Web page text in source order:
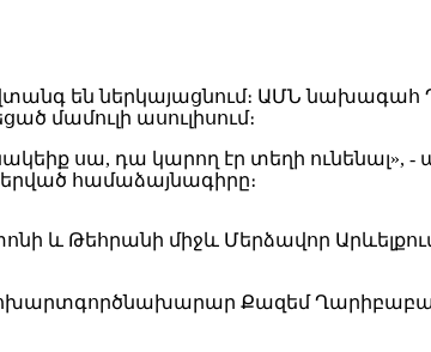
են ներկայացնում։ ԱՄՆ նախագահ
մամուլի ասուլիսում։
սա, դա կարող էր տեղի ունենալ», -
համաձայնագիրը։
և Թեհրանի միջև Մերձավոր
Քազեմ